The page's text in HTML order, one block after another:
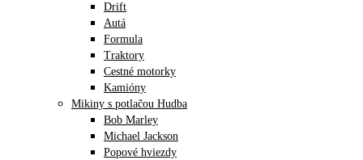
Drift
Autá
Formula
Traktory
Cestné motorky
Kamióny
Mikiny s potlačou Hudba
Bob Marley
Michael Jackson
Popové hviezdy